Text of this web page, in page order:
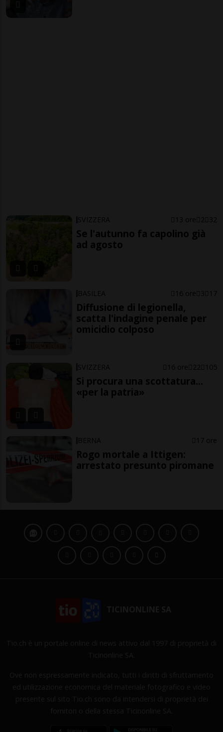
SVIZZERA 13 ore 2 32
Se l'autunno fa capolino già
ad agosto
BASILEA 16 ore 3 17
Diffusione di legionella,
scatta l'indagine penale per
omicidio colposo
SVIZZERA 16 ore 22 105
Si procura una scottatura...
«per la patria»
BERNA 17 ore
Rogo mortale a Ittigen:
arrestato presunto piromane